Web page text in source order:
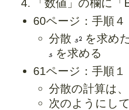
「数値」の欄に
60ページ：手順４
分散
を求め
を求める
61ページ：手順１
分散の計算は
次のようにし